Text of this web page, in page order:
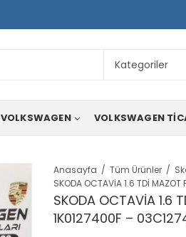
VOLKSWAGEN VOLKSWAGEN
Anasayfa Tüm Ürünler
SKODA OCTAVİA 1.6
1K0127400F –